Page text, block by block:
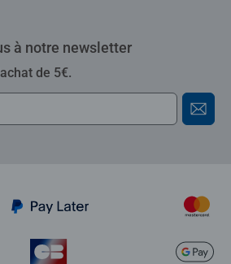
à notre newsletter
de 5€.